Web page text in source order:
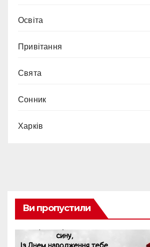
Освіта
Привітання
Свята
Сонник
Харків
Ви пропустили